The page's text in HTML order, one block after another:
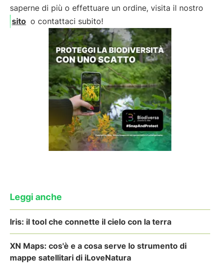
saperne di più o effettuare un ordine, visita il nostro
sito o contattaci subito!
Leggi anche
Iris: il tool che connette il cielo con la terra
XN Maps: cos'è e a cosa serve lo strumento di
mappe satellitari di iLoveNatura